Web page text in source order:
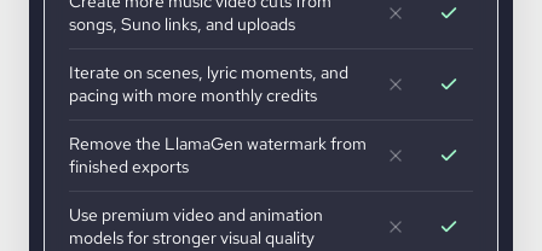
songs, Suno links, and uploads
Iterate on scenes, lyric moments, and
pacing with more monthly credits
Remove the LlamaGen watermark from
finished exports
Use premium video and animation
models for stronger visual quality